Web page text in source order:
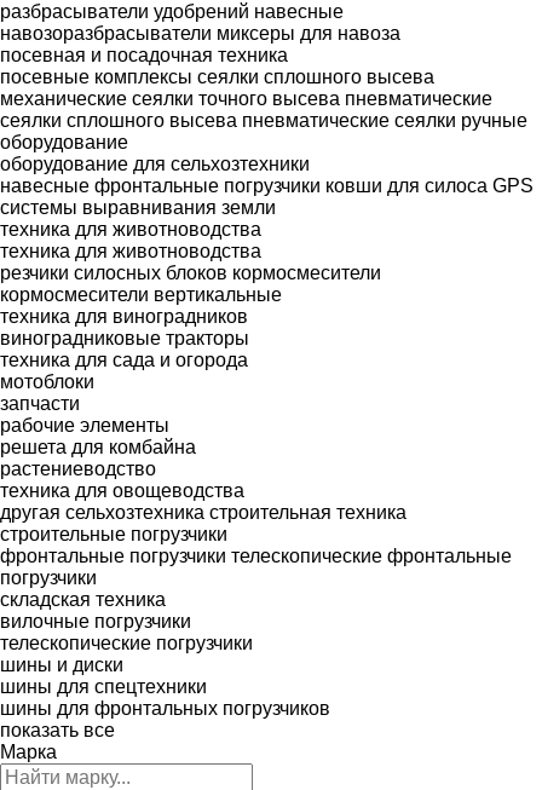
разбрасыватели удобрений навесные
навозоразбрасыватели миксеры для навоза
посевная и посадочная техника
посевные комплексы сеялки сплошного высева
механические сеялки точного высева пневматические
сеялки сплошного высева пневматические сеялки ручные
оборудование
оборудование для сельхозтехники
навесные фронтальные погрузчики ковши для силоса GPS
системы выравнивания земли
техника для животноводства
техника для животноводства
резчики силосных блоков кормосмесители
кормосмесители вертикальные
техника для виноградников
виноградниковые тракторы
техника для сада и огорода
мотоблоки
запчасти
рабочие элементы
решета для комбайна
растениеводство
техника для овощеводства
другая сельхозтехника строительная техника
строительные погрузчики
фронтальные погрузчики телескопические фронтальные
погрузчики
складская техника
вилочные погрузчики
телескопические погрузчики
шины и диски
шины для спецтехники
шины для фронтальных погрузчиков
показать все
Марка